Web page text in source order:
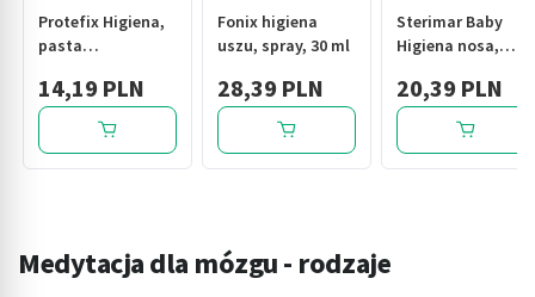
Protefix Higiena,
pasta
protez, 75 ml
14,19 PLN
Fonix higiena
uszu, spray, 30 ml
28,39 PLN
Sterimar Baby
Higiena nosa,
20,39 PLN
Medytacja dla mózgu - rodzaje